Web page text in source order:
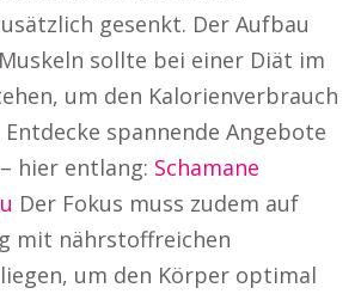
gesenkt. Der Aufbau
sollte bei einer Diät im
um den Kalorienverbrauch
spannende Angebote
hier entlang: Schamane
Der Fokus muss zudem auf
mit nährstoffreichen
um den Körper optimal